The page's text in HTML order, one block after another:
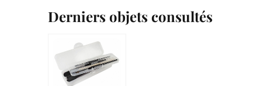
Derniers objets consultés